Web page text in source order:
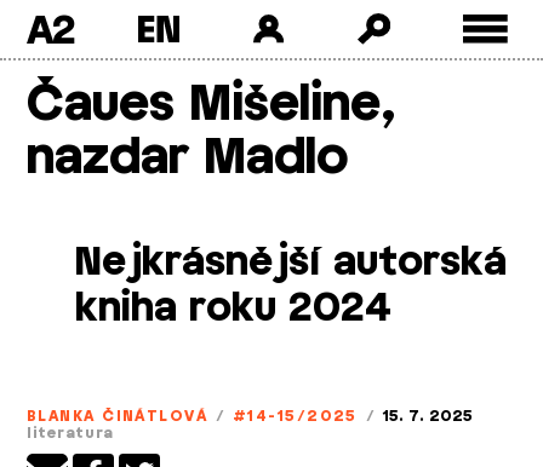
Skip
A2
Čaues Mišeline,
nazdar Madlo
Nejkrásnější autorská
kniha roku 2024
BLANKA ČINÁTLOVÁ / #14-15/2025 / 15. 7. 2025
literatura